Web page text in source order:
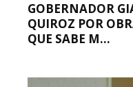
GOBERNADOR
QUIROZ POR
QUE SABE M...